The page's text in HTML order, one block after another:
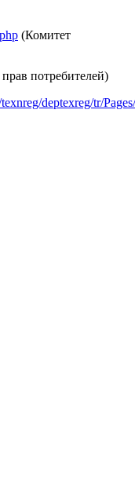
(Комитет
потребителей)
deptexreg/tr/